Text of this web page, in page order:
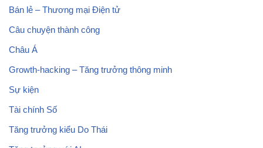
Bán lẻ – Thương mại Điện tử
Câu chuyện thành công
Châu Á
Growth-hacking – Tăng trưởng thông minh
Sự kiện
Tài chính Số
Tăng trưởng kiểu Do Thái